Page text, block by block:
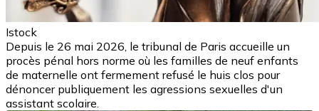
Istock
Depuis le 26 mai 2026, le tribunal de Paris accueille un
procès pénal hors norme où les familles de neuf enfants
de maternelle ont fermement refusé le huis clos pour
dénoncer publiquement les agressions sexuelles d'un
assistant scolaire.